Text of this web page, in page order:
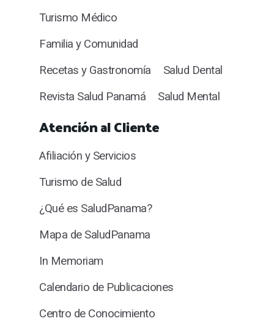
Turismo Médico
Familia y Comunidad
Recetas y Gastronomía
Salud Dental
Revista Salud Panamá
Salud Mental
Atención al Cliente
Afiliación y Servicios
Turismo de Salud
¿Qué es SaludPanama?
Mapa de SaludPanama
In Memoriam
Calendario de Publicaciones
Centro de Conocimiento